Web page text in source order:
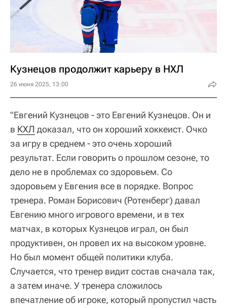
Кузнецов продолжит карьеру в НХЛ
26 июня 2025, 13:00
"Евгений Кузнецов - это Евгений Кузнецов. Он и
в КХЛ доказал, что он хороший хоккеист. Очко
за игру в среднем - это очень хороший
результат. Если говорить о прошлом сезоне, то
дело не в проблемах со здоровьем. Со
здоровьем у Евгения все в порядке. Вопрос
тренера. Роман Борисович (Ротенберг) давал
Евгению много игрового времени, и в тех
матчах, в которых Кузнецов играл, он был
продуктивен, он провел их на высоком уровне.
Но был момент общей политики клуба.
Случается, что тренер видит состав сначала так,
а затем иначе. У тренера сложилось
впечатление об игроке, который пропустил часть